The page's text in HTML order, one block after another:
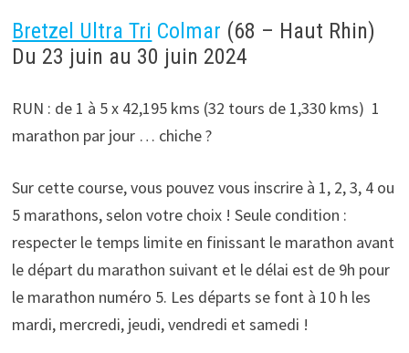
Bretzel Ultra Tri Colmar (68 – Haut Rhin)
Du 23 juin au 30 juin 2024
RUN : de 1 à 5 x 42,195 kms (32 tours de 1,330 kms) 1
marathon par jour … chiche ?
Sur cette course, vous pouvez vous inscrire à 1, 2, 3, 4 ou
5 marathons, selon votre choix ! Seule condition :
respecter le temps limite en finissant le marathon avant
le départ du marathon suivant et le délai est de 9h pour
le marathon numéro 5. Les départs se font à 10 h les
mardi, mercredi, jeudi, vendredi et samedi !